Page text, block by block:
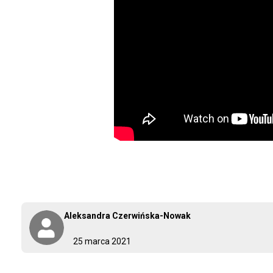
25 marca 2021
Aleksandra Czerwińska-Nowak